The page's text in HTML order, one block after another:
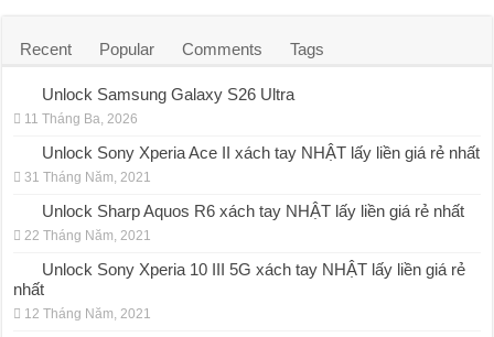
Recent Popular Comments Tags
Unlock Samsung Galaxy S26 Ultra
11 Tháng Ba, 2026
Unlock Sony Xperia Ace II xách tay NHẬT lấy liền giá rẻ nhất
31 Tháng Năm, 2021
Unlock Sharp Aquos R6 xách tay NHẬT lấy liền giá rẻ nhất
22 Tháng Năm, 2021
Unlock Sony Xperia 10 III 5G xách tay NHẬT lấy liền giá rẻ
nhất
12 Tháng Năm, 2021